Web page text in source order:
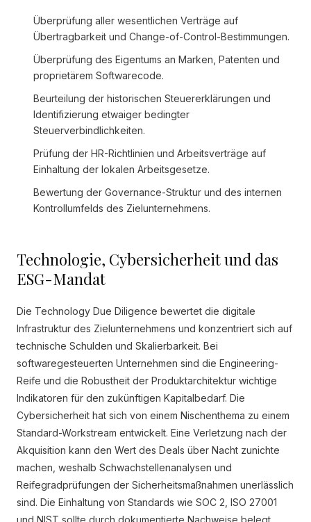
Überprüfung aller wesentlichen Verträge auf
Übertragbarkeit und Change-of-Control-Bestimmungen.
Überprüfung des Eigentums an Marken, Patenten und
proprietärem Softwarecode.
Beurteilung der historischen Steuererklärungen und
Identifizierung etwaiger bedingter
Steuerverbindlichkeiten.
Prüfung der HR-Richtlinien und Arbeitsverträge auf
Einhaltung der lokalen Arbeitsgesetze.
Bewertung der Governance-Struktur und des internen
Kontrollumfelds des Zielunternehmens.
Technologie, Cybersicherheit und das
ESG-Mandat
Die Technology Due Diligence bewertet die digitale
Infrastruktur des Zielunternehmens und konzentriert sich auf
technische Schulden und Skalierbarkeit. Bei
softwaregesteuerten Unternehmen sind die Engineering-
Reife und die Robustheit der Produktarchitektur wichtige
Indikatoren für den zukünftigen Kapitalbedarf. Die
Cybersicherheit hat sich von einem Nischenthema zu einem
Standard-Workstream entwickelt. Eine Verletzung nach der
Akquisition kann den Wert des Deals über Nacht zunichte
machen, weshalb Schwachstellenanalysen und
Reifegradprüfungen der Sicherheitsmaßnahmen unerlässlich
sind. Die Einhaltung von Standards wie SOC 2, ISO 27001
und NIST sollte durch dokumentierte Nachweise belegt